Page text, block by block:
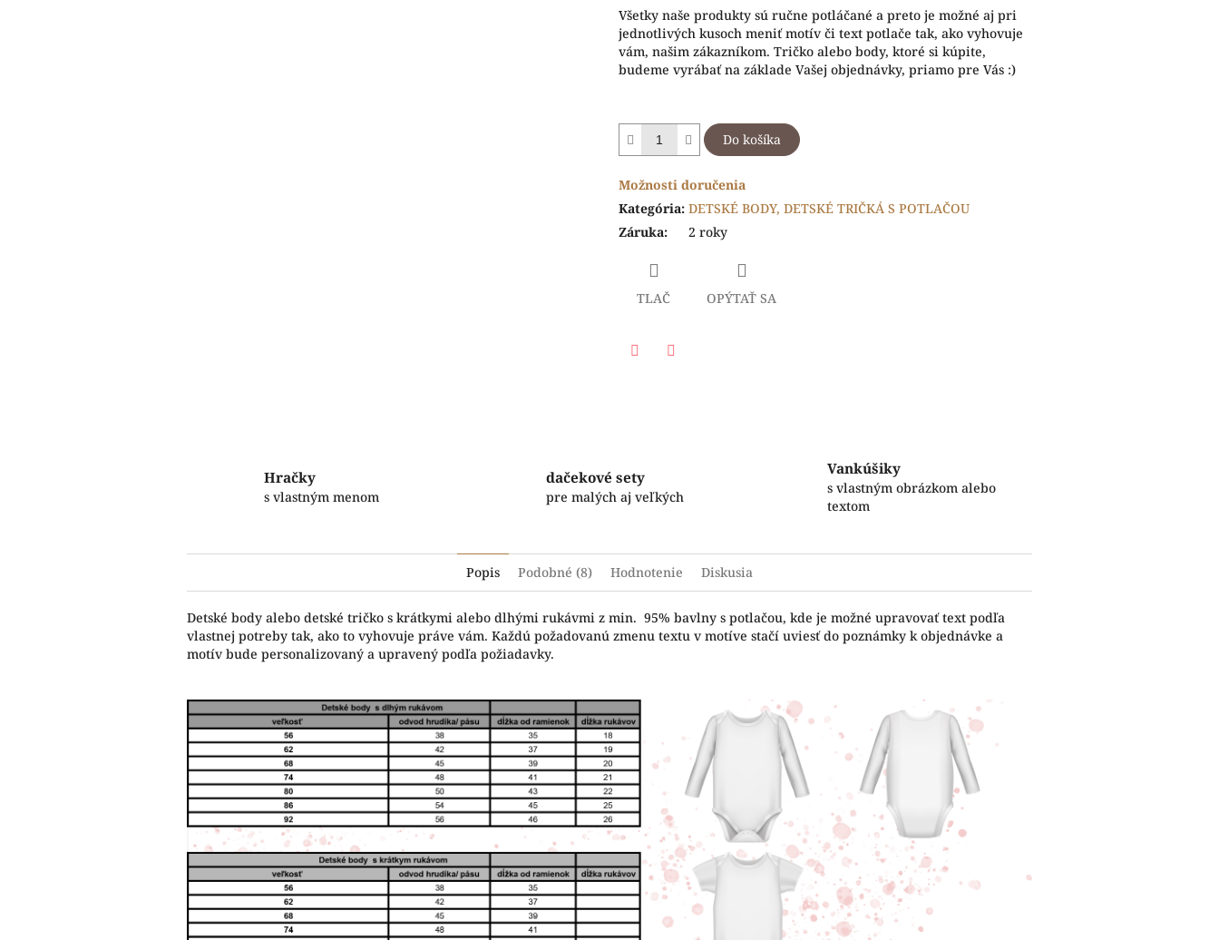
Všetky naše produkty sú ručne potláčané a preto je možné aj pri
jednotlivých kusoch meniť motív či text potlače tak, ako vyhovuje
vám, našim zákazníkom. Tričko alebo body, ktoré si kúpite,
budeme vyrábať na základe Vašej objednávky, priamo pre Vás :)
Do košíka
Možnosti doručenia
Kategória: DETSKÉ BODY, DETSKÉ TRIČKÁ S POTLAČOU
Záruka: 2 roky
TLAČ OPÝTAŤ SA
Hračky
s vlastným menom
dačekové sety
pre malých aj veľkých
Vankúšiky
s vlastným obrázkom alebo
textom
Popis Podobné (8) Hodnotenie Diskusia
Detské body alebo detské tričko s krátkymi alebo dlhými rukávmi z min. 95% bavlny s potlačou, kde je možné upravovať text podľa
vlastnej potreby tak, ako to vyhovuje práve vám. Každú požadovanú zmenu textu v motíve stačí uviesť do poznámky k objednávke a
motív bude personalizovaný a upravený podľa požiadavky.